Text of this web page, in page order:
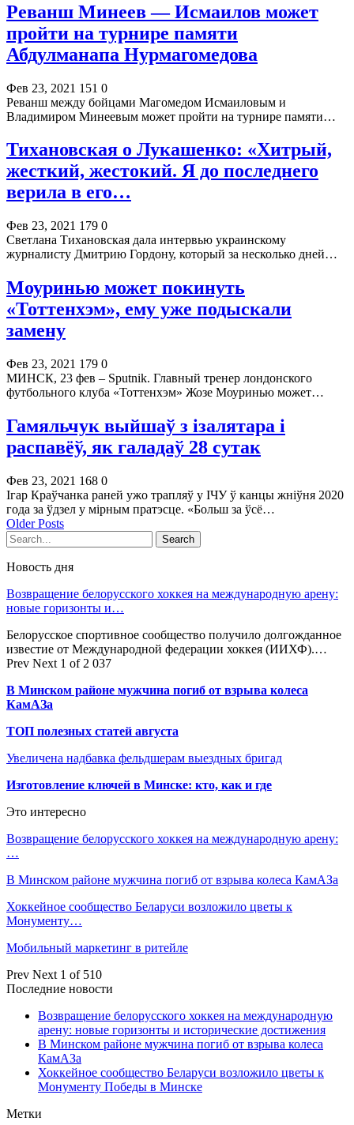
Реванш Минеев — Исмаилов может
пройти на турнире памяти
Абдулманапа Нурмагомедова
Фев 23, 2021 151 0
Реванш между бойцами Магомедом Исмаиловым и
Владимиром Минеевым может пройти на турнире памяти…
Тихановская о Лукашенко: «Хитрый,
жесткий, жестокий. Я до последнего
верила в его…
Фев 23, 2021 179 0
Светлана Тихановская дала интервью украинскому
журналисту Дмитрию Гордону, который за несколько дней…
Моуринью может покинуть
«Тоттенхэм», ему уже подыскали
замену
Фев 23, 2021 179 0
МИНСК, 23 фев – Sputnik. Главный тренер лондонского
футбольного клуба «Тоттенхэм» Жозе Моуринью может…
Гамяльчук выйшаў з ізалятара і
распавёў, як галадаў 28 сутак
Фев 23, 2021 168 0
Ігар Краўчанка раней ужо трапляў у ІЧУ ў канцы жніўня 2020
года за ўдзел у мірным пратэсце. «Больш за ўсё…
Older Posts
Новость дня
Возвращение белорусского хоккея на международную арену:
новые горизонты и…
Белорусское спортивное сообщество получило долгожданное
известие от Международной федерации хоккея (ИИХФ).…
Prev Next 1 of 2 037
В Минском районе мужчина погиб от взрыва колеса
КамАЗа
ТОП полезных статей августа
Увеличена надбавка фельдшерам выездных бригад
Изготовление ключей в Минске: кто, как и где
Это интересно
Возвращение белорусского хоккея на международную арену:
…
В Минском районе мужчина погиб от взрыва колеса КамАЗа
Хоккейное сообщество Беларуси возложило цветы к
Монументу…
Мобильный маркетинг в ритейле
Prev Next 1 of 510
Последние новости
Возвращение белорусского хоккея на международную
арену: новые горизонты и исторические достижения
В Минском районе мужчина погиб от взрыва колеса
КамАЗа
Хоккейное сообщество Беларуси возложило цветы к
Монументу Победы в Минске
Метки